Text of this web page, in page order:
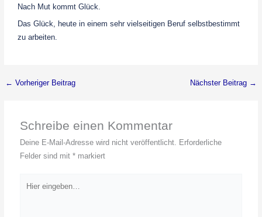
Nach Mut kommt Glück.
Das Glück, heute in einem sehr vielseitigen Beruf selbstbestimmt
zu arbeiten.
← Vorheriger Beitrag Nächster Beitrag →
Schreibe einen Kommentar
Deine E-Mail-Adresse wird nicht veröffentlicht.
Erforderliche
Felder sind mit* markiert
eingeben…